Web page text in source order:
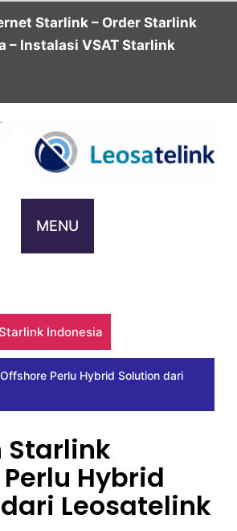
Starlink – Order Starlink
– Instalasi VSAT Starlink
MENU
Indonesia
Perlu Hybrid Solution dari
Starlink
Hybrid
Leosatelink